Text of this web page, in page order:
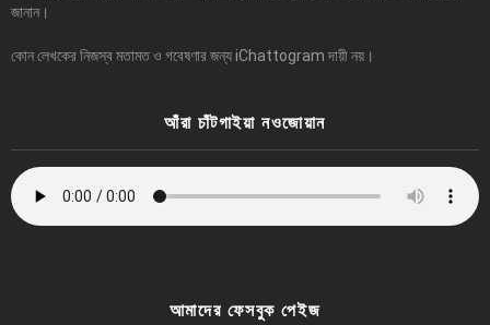
জানান।
কোন লেখকের নিজস্ব মতামত ও গবেষণার জন্য iChattogram দায়ী নয়।
আঁরা চাঁটগাইয়া নওজোয়ান
আমাদের ফেসবুক পেইজ